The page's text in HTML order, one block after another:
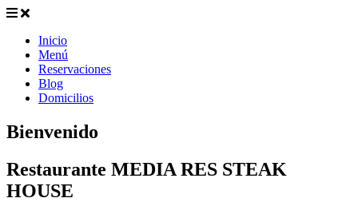
Inicio
Menú
Reservaciones
Blog
Domicilios
Bienvenido
Restaurante MEDIA RES STEAK
HOUSE